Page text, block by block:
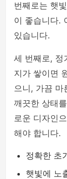
번째로는 햇
이 좋습니다.
있습니다.
세 번째로, 정
지가 쌓이면
으니, 가끔 마
깨끗한 상태
로운 디자인
해야 합니다.
정확한 초
햇빛에 노